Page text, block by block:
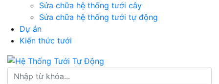
Sửa chữa hệ thống tưới cây
Sửa chữa hệ thống tưới tự động
Dự án
Kiến thức tưới